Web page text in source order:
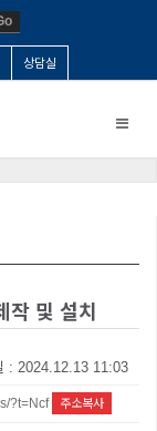
상담실
Toggle
작 및 설치
: 2024.12.13 11:03
?t=Ncf 주소복사